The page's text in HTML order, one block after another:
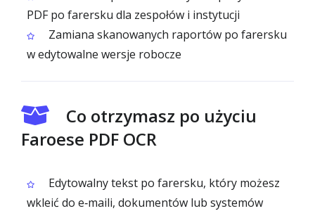
PDF po farersku dla zespołów i instytucji
Zamiana skanowanych raportów po farersku
w edytowalne wersje robocze
Co otrzymasz po użyciu
Faroese PDF OCR
Edytowalny tekst po farersku, który możesz
wkleić do e‑maili, dokumentów lub systemów